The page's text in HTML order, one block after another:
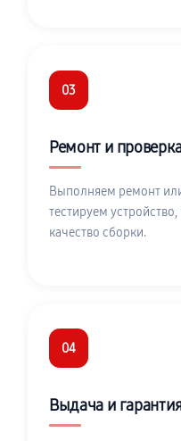
03
Ремонт и
Выполняем ремонт
тестируем
качество сборки.
04
Выдача и